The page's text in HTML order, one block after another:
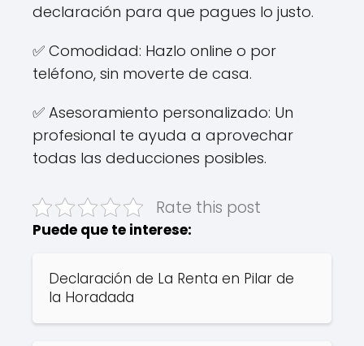
declaración para que pagues lo justo.
✅ Comodidad: Hazlo online o por
teléfono, sin moverte de casa.
✅ Asesoramiento personalizado: Un
profesional te ayuda a aprovechar
todas las deducciones posibles.
Rate this post
Puede que te interese:
Declaración de La Renta en Pilar de
la Horadada